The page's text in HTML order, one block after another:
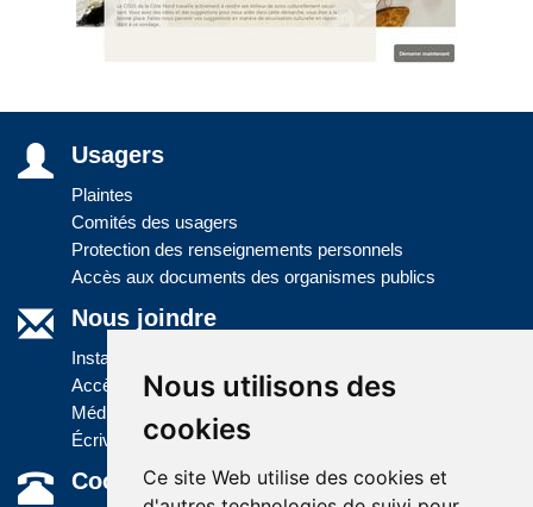
Nous utilisons des
cookies
Ce site Web utilise des cookies et
Usagers
Plaintes
Comités des usagers
Protection des renseignements personnels
Accès aux documents des organismes publics
Nous joindre
Installations
Accès à l'information
Médias
Écrivez-nous
Coordonnées